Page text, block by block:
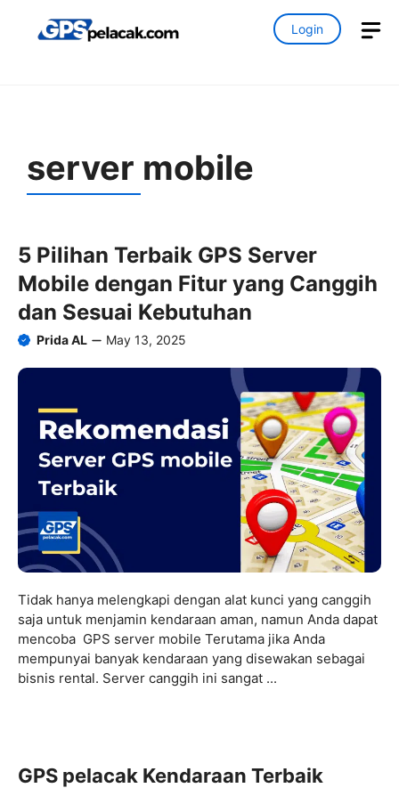
Login
server mobile
5 Pilihan Terbaik GPS Server
Mobile dengan Fitur yang Canggih
dan Sesuai Kebutuhan
Prida AL May 13, 2025
Tidak hanya melengkapi dengan alat kunci yang canggih
saja untuk menjamin kendaraan aman, namun Anda dapat
mencoba GPS server mobile Terutama jika Anda
mempunyai banyak kendaraan yang disewakan sebagai
bisnis rental. Server canggih ini sangat ...
GPS pelacak Kendaraan Terbaik